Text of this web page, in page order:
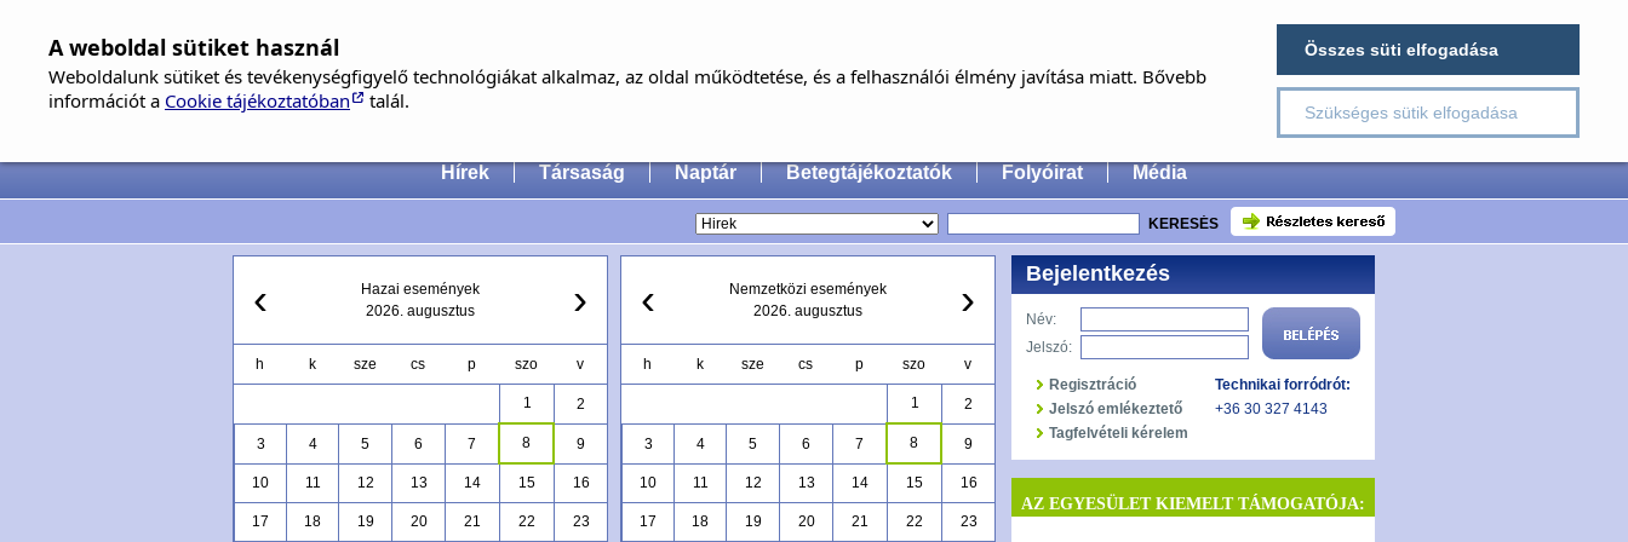
NYAKSEBÉSZ ORVOSOK EGYESÜLETE
Hírek Társaság Naptár Betegtájékoztatók Folyóirat Média
×
‹
Hazai események
2026. augusztus
›
h k sze cs p szo v
1 2
3 4 5 6 7 8 9
10 11 12 13 14 15 16
17 18 19 20 21 22 23
‹
Nemzetközi események
2026. augusztus
›
h k sze cs p szo v
1 2
3 4 5 6 7 8 9
10 11 12 13 14 15 16
17 18 19 20 21 22 23
Bejelentkezés
Név:
Jelszó:
Regisztráció
Jelszó emlékeztető
Tagfelvételi kérelem
Technikai forródrót:
+36 30 327 4143
AZ EGYESÜLET KIEMELT TÁMOGATÓJA:
A weboldal sütiket használ
Weboldalunk sütiket és tevékenységfigyelő technológiákat alkalmaz, az oldal működtetése, és a felhasználói élmény javítása miatt. Bővebb
információt a Cookie tájékoztatóban talál.
Összes süti elfogadása
Szükséges sütik elfogadása